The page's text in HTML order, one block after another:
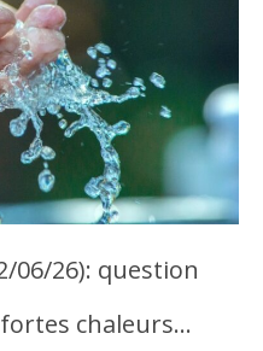
06/26): question
chaleurs…